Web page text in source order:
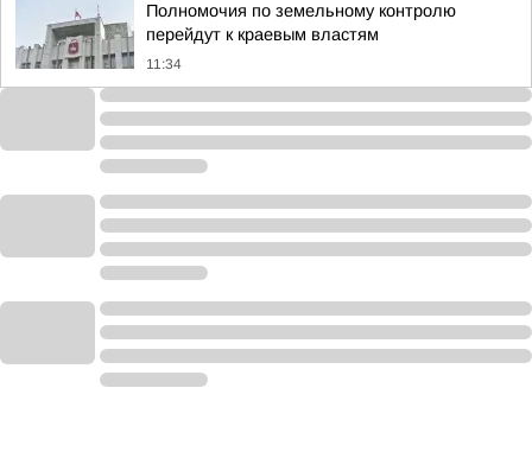
Полномочия по земельному контролю
перейдут к краевым властям
11:34